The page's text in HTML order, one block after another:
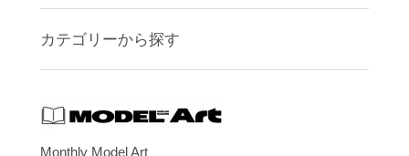
カテゴリーから探す
Monthly Model Art